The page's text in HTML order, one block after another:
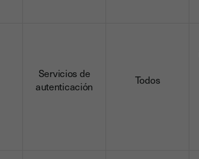
Servicios de
autenticación
Todos